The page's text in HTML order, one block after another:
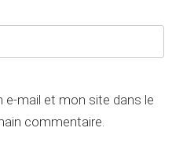
e-mail et mon site dans le
commentaire.